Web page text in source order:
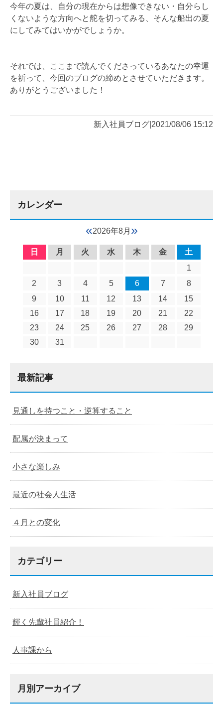
今年の夏は、自分の現在からは想像できない・自分らし
くないような方向へと舵を切ってみる、そんな船出の夏
にしてみてはいかがでしょうか。
それでは、ここまで読んでくださっているあなたの幸運
を祈って、今回のブログの締めとさせていただきます。
ありがとうございました！
新入社員ブログ 2021/08/06 15:12
カレンダー
«2026年8月 »
日 月 火 水 木 金
土
1
2
3 4 5 6 7
8
9
10 11 12 13 14
15
16
17 18 19 20 21
22
23
24 25 26 27 28
29
30
31
最新記事
見通しを持つこと・逆算すること
配属が決まって
小さな楽しみ
最近の社会人生活
４月との変化
カテゴリー
新入社員ブログ
輝く先輩社員紹介！
人事課から
月別アーカイブ